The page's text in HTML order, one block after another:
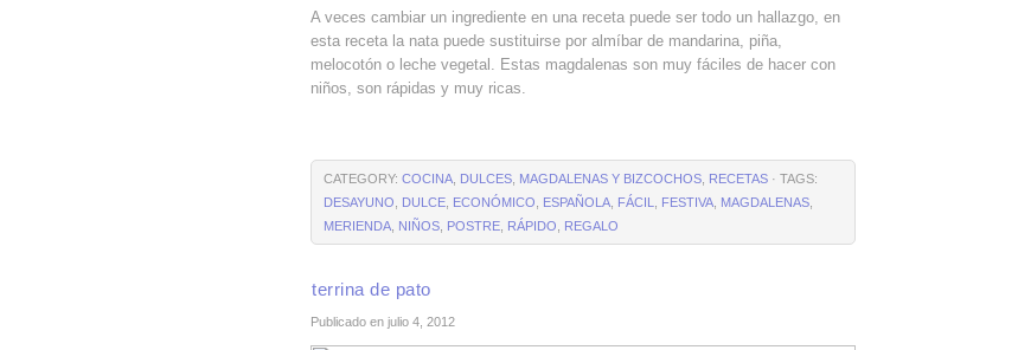
A veces cambiar un ingrediente en una receta puede ser todo un hallazgo, en
esta receta la nata puede sustituirse por almíbar de mandarina, piña,
melocotón o leche vegetal. Estas magdalenas son muy fáciles de hacer con
niños, son rápidas y muy ricas.
CATEGORY: COCINA DULCES MAGDALENAS Y BIZCOCHOS RECETAS · TAGS:
DESAYUNO
DULCE ECONÓMICO ESPAÑOLA FÁCIL FESTIVA MAGDALENAS
MERIENDA NIÑOS POSTRE RÁPIDO REGALO
terrina de pato
Publicado en julio 4, 2012